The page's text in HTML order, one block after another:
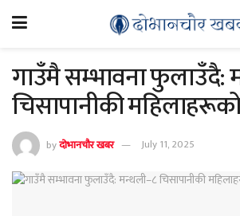
गाउँमै सम्भावना फुलाउँदै:
चिसापानीकी
byदोभानचौर खबर July 11, 2025